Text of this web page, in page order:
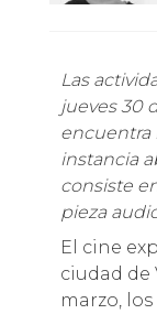
Las actividades se extenderán hasta el
jueves 30
encuentra
instancia
consiste
pieza
El cine
ciudad de
marzo,